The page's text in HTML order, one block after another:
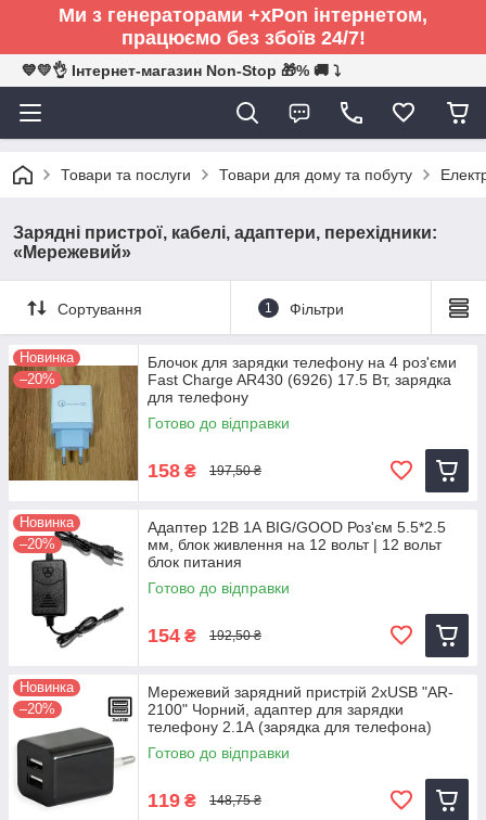
Ми з генераторами +xPon інтернетом,
працюємо без збоїв 24/7!
💙💛👌 Інтернет-магазин Non-Stop 🎁% 🚚 ⤵
Товари та послуги Товари для дому та побуту
Зарядні пристрої, кабелі, адаптери, перехідники:
«Мережевий»
Сортування 1 Фільтри
Новинка
–20%
Блочок для зарядки телефону на 4 роз'єми
Fast Charge AR430 (6926) 17.5 Вт, зарядка
для телефону
Готово до відправки
158 ₴ 197,50 ₴
Новинка
–20%
Адаптер 12В 1А BIG/GOOD Роз'єм 5.5*2.5
мм, блок живлення на 12 вольт | 12 вольт
блок питания
Готово до відправки
154 ₴ 192,50 ₴
Новинка
–20%
Мережевий зарядний пристрій 2хUSB "AR-
2100" Чорний, адаптер для зарядки
телефону 2.1А (зарядка для телефона)
Готово до відправки
119 ₴ 148,75 ₴